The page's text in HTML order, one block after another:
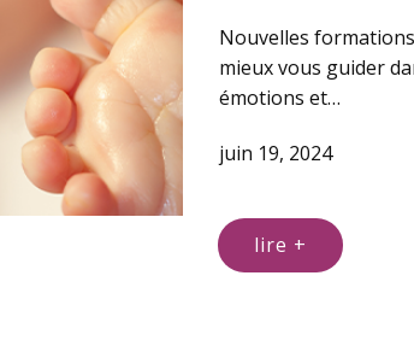
Nouvelles
mieux vous guider
émotions et…
juin 19, 2024
lire +